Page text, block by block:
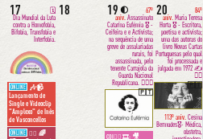
17
🗓
Dia Mundial da Luta
contra a Homofobia,
Bifobia, Transfobia e
Interfobia.
ONLINE
🎶📹
Lançamento de
Single e Videoclip
"Amplexo" de Inês
de Vasconcellos
ONLINE 🏳️‍🌈 🌈
18 19 🌓
67º
aniv. Assassinato
Catarina Eufémia 🎖 -
Ceifeira e e Activista;
na sequência de uma
greve de assalariadas
rurais, foi
assassinada, pelo
tenente Carrajola da
Guarda Nacional
Republicana. ✊🏽🌾
🇵🇹
COI🦹‍♀️ 🎞: 🎥
20
84º
aniv.Maria Teresa
Horta 🎖 - Escritora,
poetisa e activista;
uma das autoras do
livro Novas Cartas
Portuguesas pelo qual
foi processada e
julgada em 1972 ✍️
✊🏽
🇵🇹
113º aniv.Cesina
Bermudes🎖- Médica,
obstetra,